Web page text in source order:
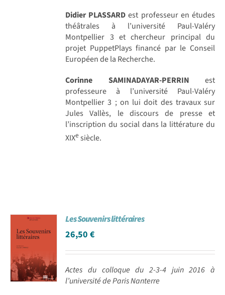
Didier PLASSARD est professeur en études
théâtrales à l’université Paul-Valéry
Montpellier 3 et chercheur principal du
projet PuppetPlays financé par le Conseil
Européen de la Recherche.
Corinne SAMINADAYAR-PERRIN est
professeure à l’université Paul-Valéry
Montpellier 3 ; on lui doit des travaux sur
Jules Vallès, le discours de presse et
l’inscription du social dans la littérature du
XIXe siècle.
Les Souvenirs littéraires
26,50€
Actes du colloque du 2-3-4 juin 2016 à
l’université de Paris Nanterre